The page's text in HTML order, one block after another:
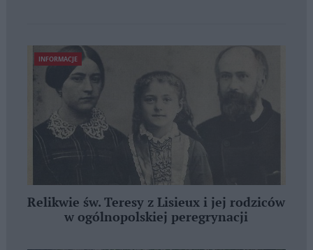
INFORMACJE
Relikwie św. Teresy z Lisieux i jej rodziców
w ogólnopolskiej peregrynacji